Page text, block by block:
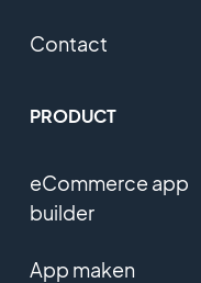
Contact
PRODUCT
eCommerce app
builder
App maken